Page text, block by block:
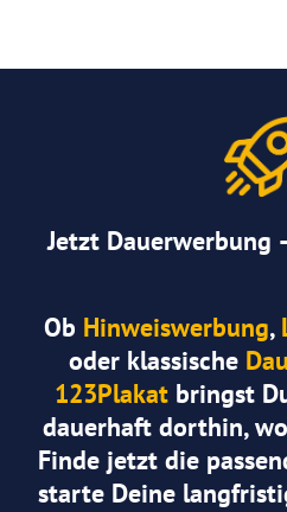
Jetzt Dauerwerbung
Ob Hinweiswerbung,
oder klassische
123Plakat bringst
dauerhaft dorthin,
Finde jetzt die
starte Deine